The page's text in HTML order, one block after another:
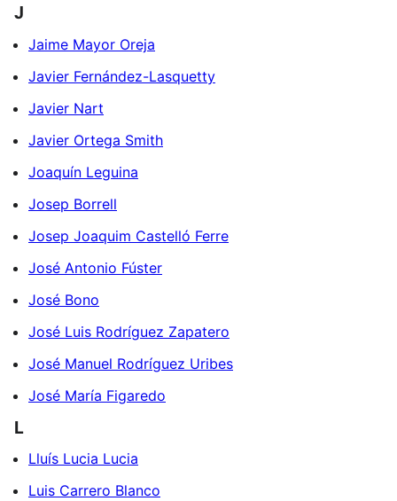
J
Jaime Mayor Oreja
Javier Fernández-Lasquetty
Javier Nart
Javier Ortega Smith
Joaquín Leguina
Josep Borrell
Josep Joaquim Castelló Ferre
José Antonio Fúster
José Bono
José Luis Rodríguez Zapatero
José Manuel Rodríguez Uribes
José María Figaredo
L
Lluís Lucia Lucia
Luis Carrero Blanco